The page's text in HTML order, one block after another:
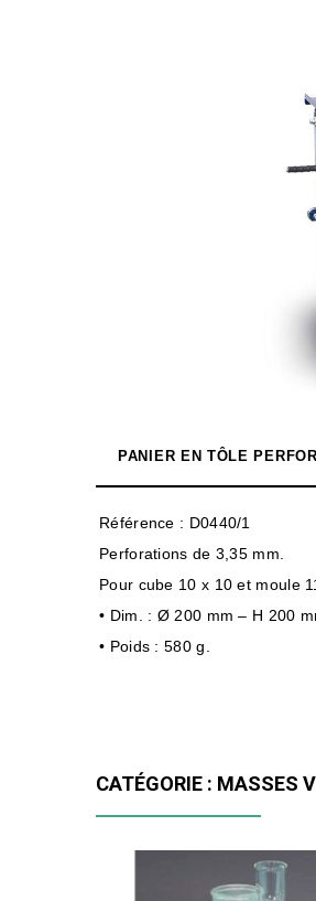
PANIER EN TÔLE
Référence : D0440/1
Perforations de 3,35 mm.
Pour cube 10 x 10 et moule
• Dim. : Ø 200 mm – H 200
• Poids : 580 g.
CATÉGORIE : MASSES